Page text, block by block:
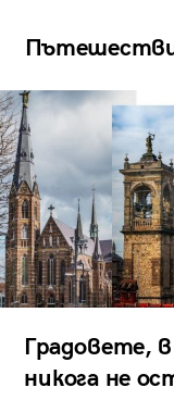
Градовете,
никога не